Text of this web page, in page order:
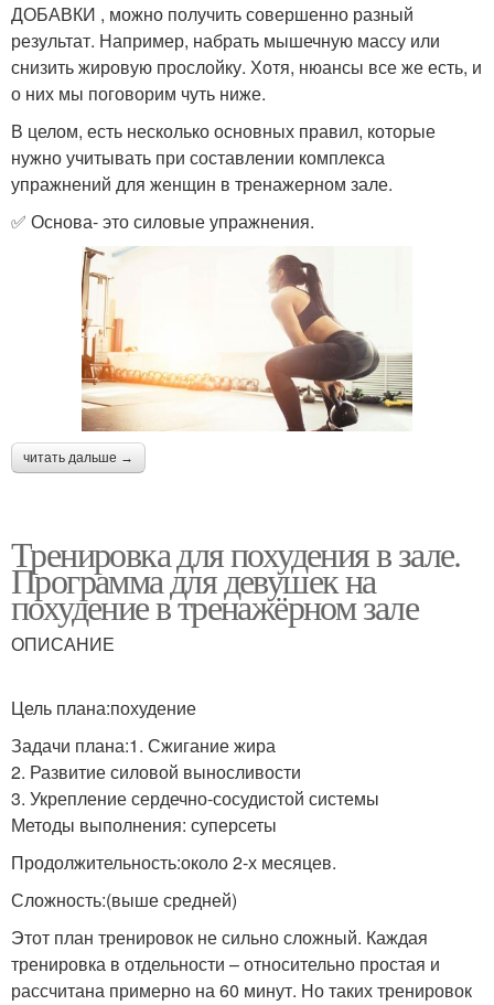
ДОБАВКИ , можно получить совершенно разный
результат. Например, набрать мышечную массу или
снизить жировую прослойку. Хотя, нюансы все же есть, и
о них мы поговорим чуть ниже.
В целом, есть несколько основных правил, которые
нужно учитывать при составлении комплекса
упражнений для женщин в тренажерном зале.
✅ Основа- это силовые упражнения.
читать дальше →
Тренировка для похудения в зале.
Программа для девушек на
похудение в тренажёрном зале
ОПИСАНИЕ
Цель плана:похудение
Задачи плана:1. Сжигание жира
2. Развитие силовой выносливости
3. Укрепление сердечно-сосудистой системы
Методы выполнения: суперсеты
Продолжительность:около 2-х месяцев.
Сложность:(выше средней)
Этот план тренировок не сильно сложный. Каждая
тренировка в отдельности – относительно простая и
рассчитана примерно на 60 минут. Но таких тренировок